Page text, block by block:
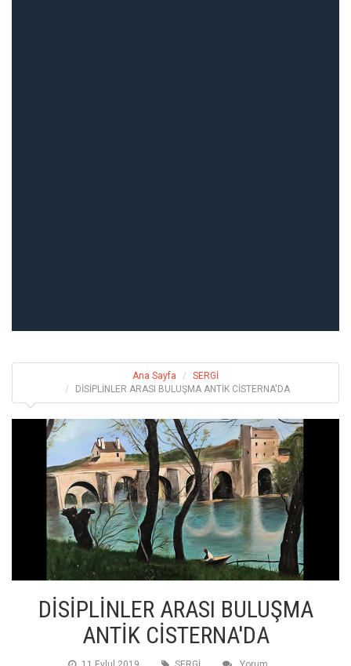
Ana Sayfa
SERGİ
DİSİPLİNLER ARASI BULUŞMA ANTİK CİSTERNA'DA
DİSİPLİNLER ARASI BULUŞMA
ANTİK CİSTERNA'DA